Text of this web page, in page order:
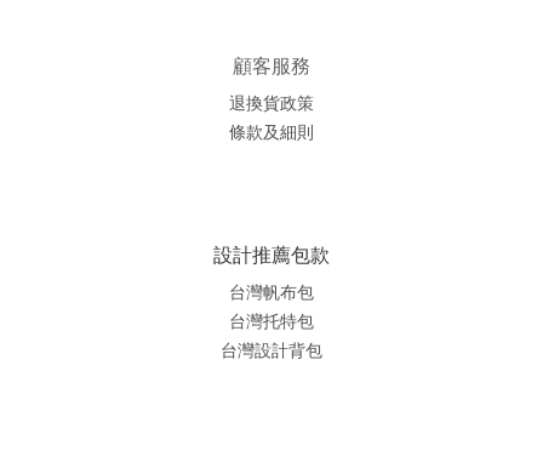
顧客服務
退換貨政策
條款及細則
設計推薦包款
台灣帆布包
台灣托特包
台灣設計背包